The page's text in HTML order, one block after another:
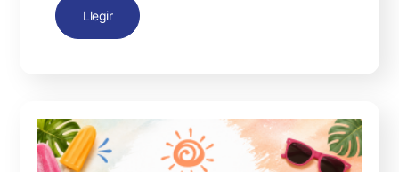
Llegir